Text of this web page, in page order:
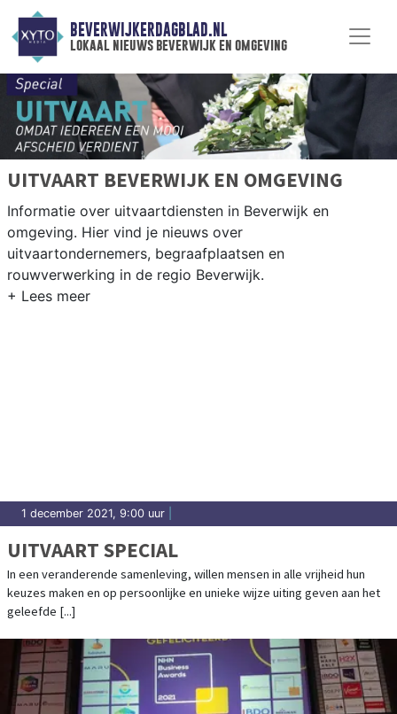
BEVERWIJKERDAGBLAD.NL
lokaal nieuws beverwijk en omgeving
UITVAART BEVERWIJK EN OMGEVING
Informatie over uitvaartdiensten in Beverwijk en
omgeving. Hier vind je nieuws over
uitvaartondernemers, begraafplaatsen en
rouwverwerking in de regio Beverwijk.
1 december 2021, 9:00 uur
UITVAART SPECIAL
In een veranderende samenleving, willen mensen in alle vrijheid hun
keuzes maken en op persoonlijke en unieke wijze uiting geven aan het
geleefde [...]